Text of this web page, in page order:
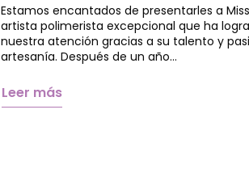
Estamos encantados de presentarles a
artista polimerista excepcional que ha
nuestra atención gracias a su talento y
artesanía. Después de un año…
Leer más